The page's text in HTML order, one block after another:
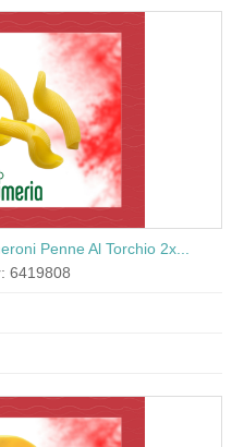
Penne Al Torchio 2x...
6419808